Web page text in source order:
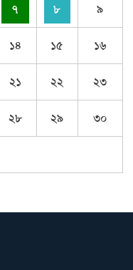
৭ ৮ ৯
১৪ ১৫ ১৬
২১ ২২ ২৩
২৮ ২৯ ৩০